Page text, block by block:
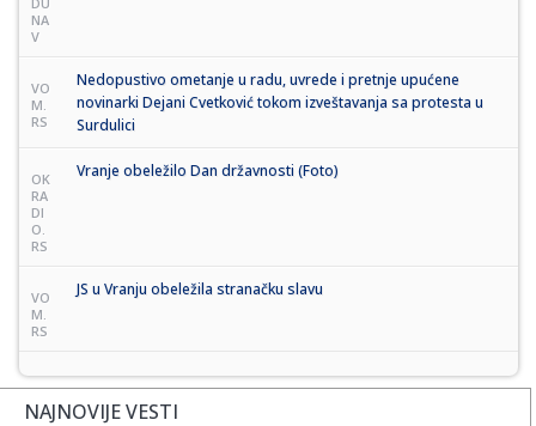
NA
V
VO
M.
RS
Nedopustivo ometanje u radu, uvrede i pretnje upućene
novinarki Dejani Cvetković tokom izveštavanja sa protesta u
Surdulici
OK
RA
DI
O.
RS
Vranje obeležilo Dan državnosti (Foto)
VO
M.
RS
JS u Vranju obeležila stranačku slavu
NAJNOVIJE VESTI